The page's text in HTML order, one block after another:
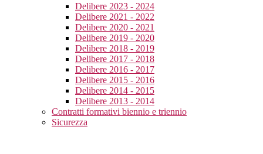
Delibere 2023 - 2024
Delibere 2021 - 2022
Delibere 2020 - 2021
Delibere 2019 - 2020
Delibere 2018 - 2019
Delibere 2017 - 2018
Delibere 2016 - 2017
Delibere 2015 - 2016
Delibere 2014 - 2015
Delibere 2013 - 2014
Contratti formativi biennio e triennio
Sicurezza